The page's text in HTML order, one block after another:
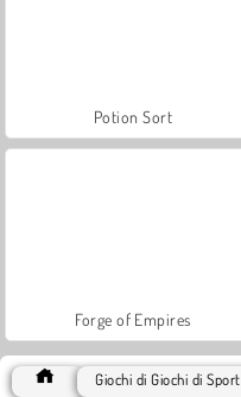
Potion Sort
Forge of Empires
Giochi di Giochi di Sport